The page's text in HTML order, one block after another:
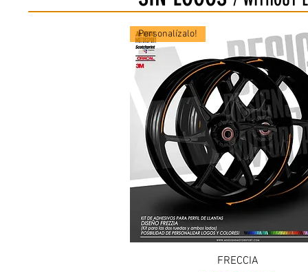
Vista rapida
Personalízalo!
FRECCIA